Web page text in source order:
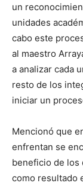
un
unidades
cabo este
al maestro
a analizar cada
resto de los
iniciar un
Mencionó que
enfrentan se
beneficio de los
como resultado